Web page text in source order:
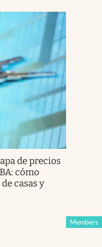
de precios
cómo
casas y
Members